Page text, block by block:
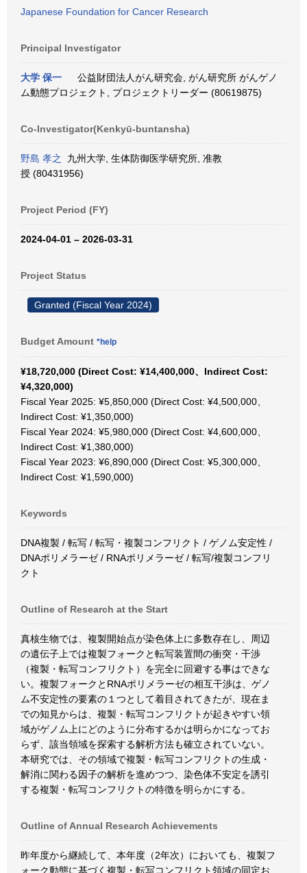
Japanese Foundation for Cancer Research
Principal Investigator
大学 保一
公益財団法人がん研究会, がん研究所 がんゲノ
ム動態プロジェクト, プロジェクトリーダー (80619875)
Co-Investigator(Kenkyū-buntansha)
野島 孝之
九州大学, 生体防御医学研究所, 准教
授 (80431956)
Project Period (FY)
2024-04-01 – 2026-03-31
Project Status
Granted (Fiscal Year 2024)
Budget Amount *help
¥18,720,000 (Direct Cost: ¥14,400,000、Indirect Cost:
¥4,320,000)
Fiscal Year 2025: ¥5,850,000 (Direct Cost: ¥4,500,000、
Indirect Cost: ¥1,350,000)
Fiscal Year 2024: ¥5,980,000 (Direct Cost: ¥4,600,000、
Indirect Cost: ¥1,380,000)
Fiscal Year 2023: ¥6,890,000 (Direct Cost: ¥5,300,000、
Indirect Cost: ¥1,590,000)
Keywords
DNA複製 / 転写 / 転写・複製コンフリクト / ゲノム安定性 /
DNAポリメラーゼ / RNAポリメラーゼ / 転写/複製コンフリ
クト
Outline of Research at the Start
真核生物では、複製開始点が染色体上に多数存在し、周辺
の遺伝子上では複製フォークと転写装置間の衝突・干渉
（複製・転写コンフリクト）を完全に回避する事はできな
い。複製フォークとRNAポリメラーゼの相互干渉は、ゲノ
ム不安定性の要素の１つとして着目されてきたが、現在ま
での知見からは、複製・転写コンフリクトが起きやすい領
域がゲノム上にどのように分布するかは明らかになってお
らず、該当領域を探索する解析方法も確立されていない。
本研究では、その領域で複製・転写コンフリクトの生成・
解消に関わる因子の解析を進めつつ、染色体不安定を誘引
する複製・転写コンフリクトの特徴を明らかにする。
Outline of Annual Research Achievements
昨年度から継続して、本年度（2年次）においても、複製フ
ォーク動態に基づく複製・転写コンフリクト領域の同定お